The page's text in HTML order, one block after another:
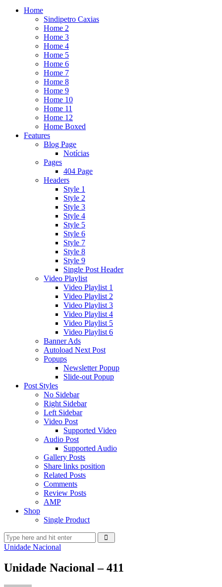
Home
Sindipetro Caxias
Home 2
Home 3
Home 4
Home 5
Home 6
Home 7
Home 8
Home 9
Home 10
Home 11
Home 12
Home Boxed
Features
Blog Page
Notícias
Pages
404 Page
Headers
Style 1
Style 2
Style 3
Style 4
Style 5
Style 6
Style 7
Style 8
Style 9
Single Post Header
Video Playlist
Video Playlist 1
Video Playlist 2
Video Playlist 3
Video Playlist 4
Video Playlist 5
Video Playlist 6
Banner Ads
Autoload Next Post
Popups
Newsletter Popup
Slide-out Popup
Post Styles
No Sidebar
Right Sidebar
Left Sidebar
Video Post
Supported Video
Audio Post
Supported Audio
Gallery Posts
Share links position
Related Posts
Comments
Review Posts
AMP
Shop
Single Product
Unidade Nacional
Unidade Nacional – 411